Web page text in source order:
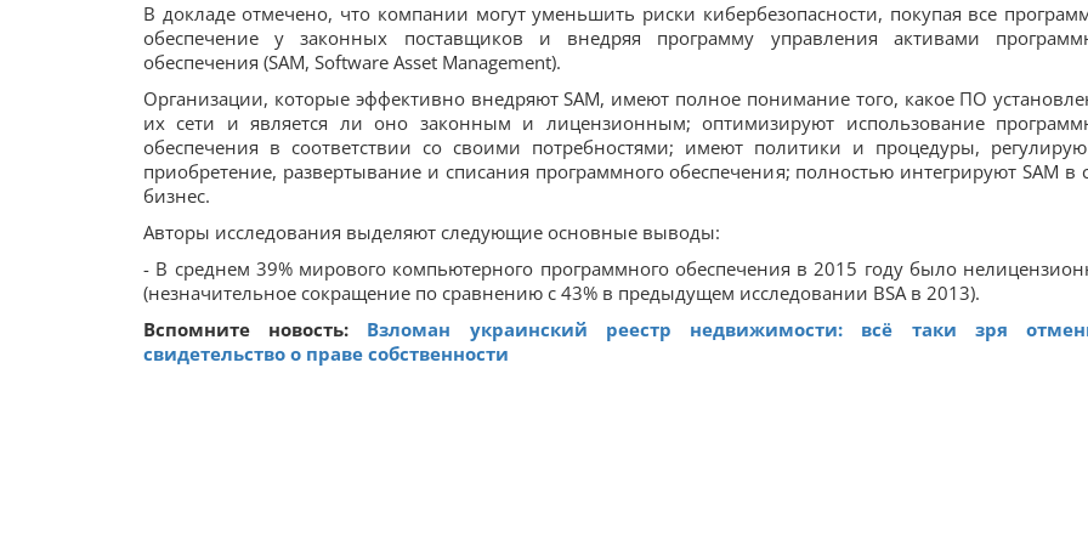
В докладе отмечено, что компании могут уменьшить риски кибербезопасности, покупая все
обеспечение у законных поставщиков и внедряя программу управления активами
обеспечения (SAM, Software Asset Management).
Организации, которые эффективно внедряют SAM, имеют полное понимание того, какое ПО
их сети и является ли оно законным и лицензионным; оптимизируют использование
обеспечения в соответствии со своими потребностями; имеют политики и процедуры,
приобретение, развертывание и списания программного обеспечения; полностью интегрируют SAM в
бизнес.
Авторы исследования выделяют следующие основные выводы:
- В среднем 39% мирового компьютерного программного обеспечения в 2015 году было
(незначительное сокращение по сравнению с 43% в предыдущем исследовании BSA в 2013).
Вспомните новость: Взломан украинский реестр недвижимости: всё таки зря
свидетельство о праве собственности